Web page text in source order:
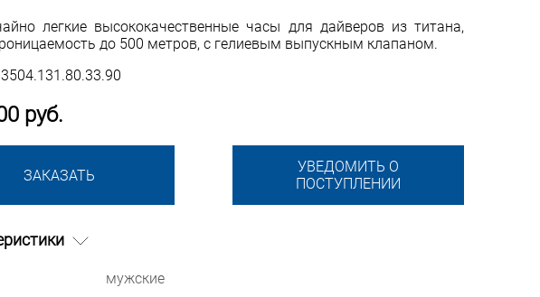
легкие высококачественные часы для дайверов из титана,
до 500 метров, с гелиевым выпускным клапаном.
3504.131.80.33.90
руб.
УВЕДОМИТЬ О
ПОСТУПЛЕНИИ
ЗАКАЗАТЬ
мужские